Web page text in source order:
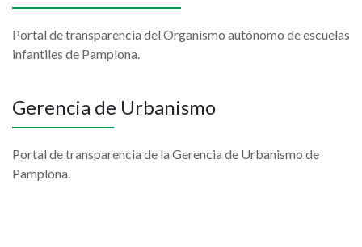
Portal de transparencia del Organismo autónomo de escuelas
infantiles de Pamplona.
Gerencia de Urbanismo
Portal de transparencia de la Gerencia de Urbanismo de
Pamplona.